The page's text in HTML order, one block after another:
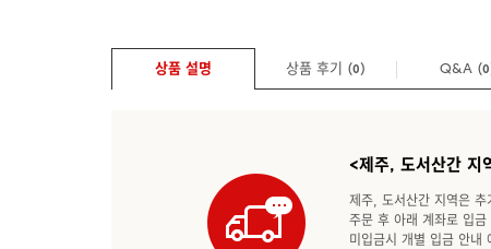
상품 설명 상품 후기 (0) Q&A (0
<제주, 도서산간 지
제주, 도서산간 지역은
주문 후 아래 계좌로 입금
미입금시 개별 입금 안내